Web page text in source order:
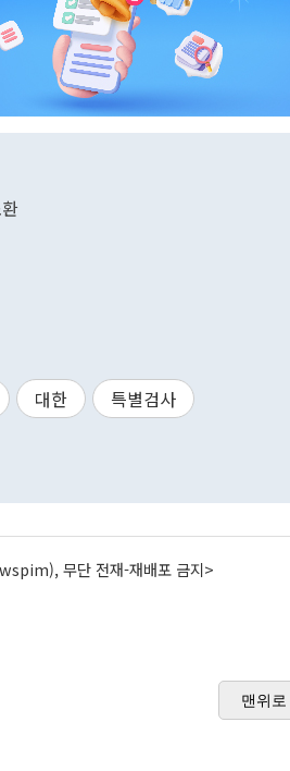
대한
특별검사
무단 전재-재배포 금지>
맨위로